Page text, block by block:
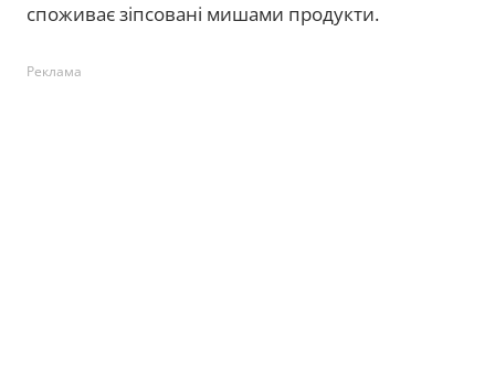
споживає зіпсовані мишами продукти.
Реклама